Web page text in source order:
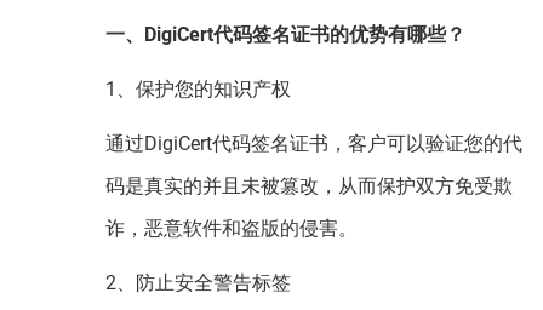
一、DigiCert代码签名证书的优势有哪些？
1、保护您的知识产权
通过DigiCert代码签名证书，客户可以验证您的代
码是真实的并且未被篡改，从而保护双方免受欺
诈，恶意软件和盗版的侵害。
2、防止安全警告标签